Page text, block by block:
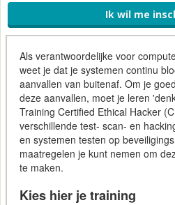
Ik wil me
Als verantwoordelijke voor
weet je dat je systemen continu
aanvallen van buitenaf. Om je
deze aanvallen, moet je leren
Training Certified Ethical Hacker
verschillende test- scan- en
en systemen testen op
maatregelen je kunt nemen om
te maken.
Kies hier je training